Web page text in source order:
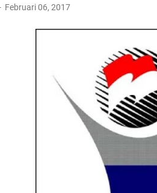
Februari 06, 2017